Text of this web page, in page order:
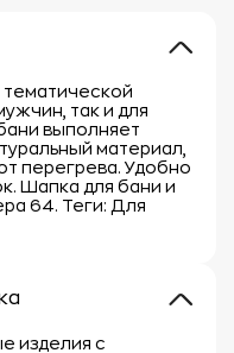
тематической
так и для
выполняет
материал,
перегрева. Удобно
Шапка для бани и
64. Теги: Для
изделия с